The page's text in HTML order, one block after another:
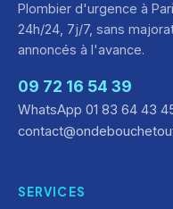
Plombier d'urgence à
24h/24, 7j/7, sans
annoncés à l'avance.
09 72 16 54 39
WhatsApp 01 83 64 43
SERVICES